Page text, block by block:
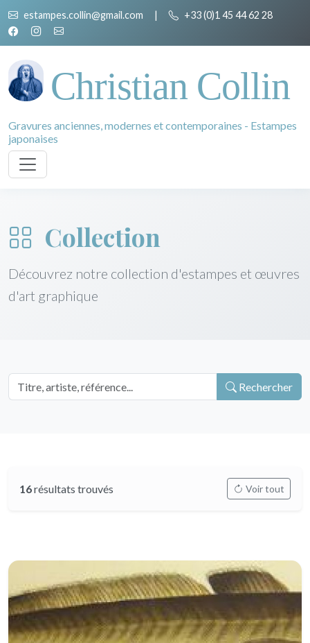
estampes.collin@gmail.com | +33 (0)1 45 44 62 28
Christian Collin
Gravures anciennes, modernes et contemporaines - Estampes
japonaises
Collection
Découvrez notre collection d'estampes et œuvres
d'art graphique
Rechercher
16résultats trouvés Voir tout